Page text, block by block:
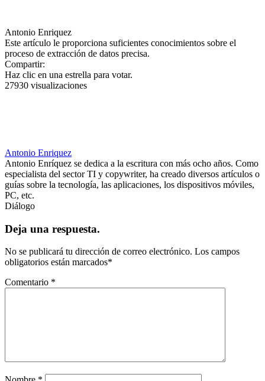
Antonio Enriquez
Este artículo le proporciona suficientes conocimientos sobre el
proceso de extracción de datos precisa.
Compartir:
Haz clic en una estrella para votar.
27930 visualizaciones
Antonio Enriquez
Antonio Enríquez se dedica a la escritura con más ocho años. Como
especialista del sector TI y copywriter, ha creado diversos artículos o
guías sobre la tecnología, las aplicaciones, los dispositivos móviles,
PC, etc.
Diálogo
Deja una respuesta.
No se publicará tu dirección de correo electrónico. Los campos
obligatorios están marcados*
Comentario *